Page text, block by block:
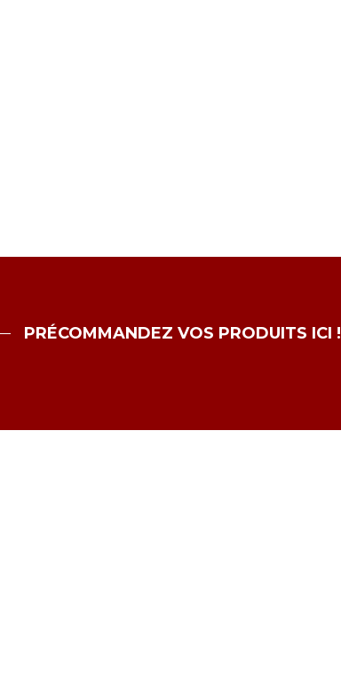
PRÉCOMMANDEZ VOS PRODUITS ICI !